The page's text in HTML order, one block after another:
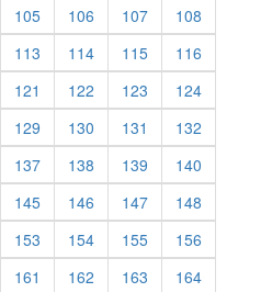
105 106 107
108
113 114 115
116
121 122 123
124
129 130 131
132
137 138 139
140
145 146 147
148
153 154 155
156
161 162 163
164